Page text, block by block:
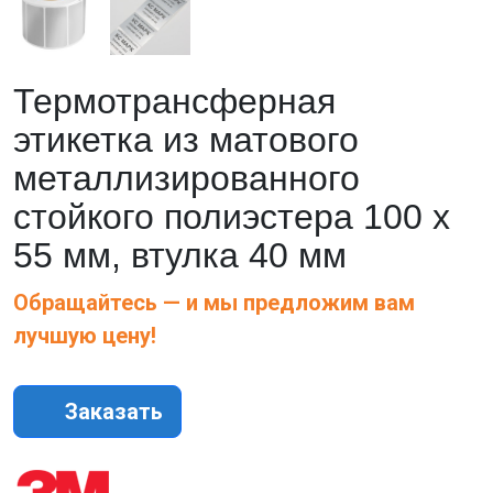
Термотрансферная
этикетка из матового
металлизированного
стойкого полиэстера 100 x
55 мм, втулка 40 мм
Обращайтесь — и мы предложим вам
лучшую цену!
Заказать